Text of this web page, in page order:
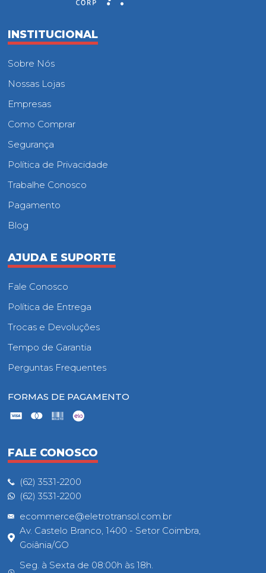
INSTITUCIONAL
Sobre Nós
Nossas Lojas
Empresas
Como Comprar
Segurança
Política de Privacidade
Trabalhe Conosco
Pagamento
Blog
AJUDA E SUPORTE
Fale Conosco
Política de Entrega
Trocas e Devoluções
Tempo de Garantia
Perguntas Frequentes
FORMAS DE PAGAMENTO
FALE CONOSCO
(62) 3531-2200
(62) 3531-2200
ecommerce@eletrotransol.com.br
Av. Castelo Branco, 1400 - Setor Coimbra,
Goiânia/GO
Seg. à Sexta de 08:00h às 18h.